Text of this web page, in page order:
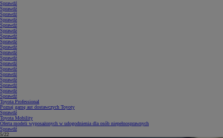
Sprawdź
Sprawdź
Sprawdź
Sprawdź
Sprawdź
Sprawdź
Sprawdź
Sprawdź
Sprawdź
Sprawdź
Sprawdź
Sprawdź
Sprawdź
Sprawdź
Sprawdź
Sprawdź
Sprawdź
Sprawdź
Toyota Professional
Poznaj gamę aut dostawczych Toyoty
Sprawdź
Toyota Mobility
Oferta modeli wyposażonych w udogodnienia dla osób niepełnosprawnych
Sprawdź
5/22